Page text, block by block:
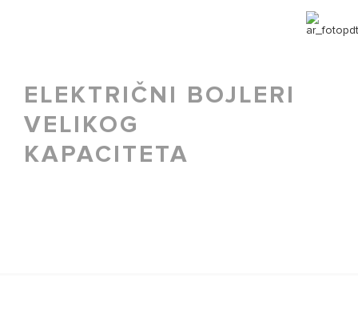
ELEKTRIČNI BOJLERI
VELIKOG
KAPACITETA